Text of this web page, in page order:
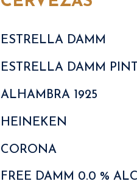
ESTRELLA DAMM
ESTRELLA DAMM
ALHAMBRA 1925
HEINEKEN
CORONA
FREE DAMM 0.0 %